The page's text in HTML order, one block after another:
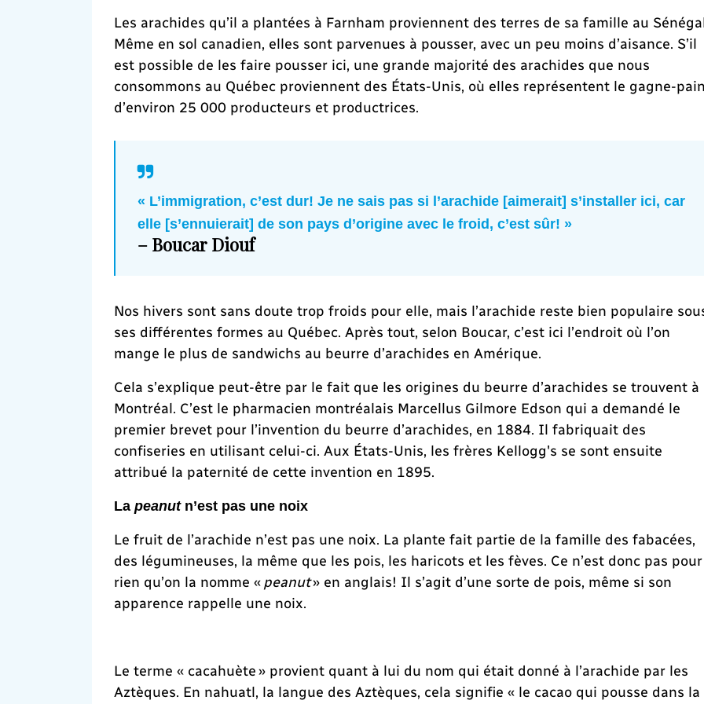
Les arachides qu’il a plantées à Farnham proviennent des terres de sa famille au
Même en sol canadien, elles sont parvenues à pousser, avec un peu moins d’aisance. S’il
est possible de les faire pousser ici, une grande majorité des arachides que nous
consommons au Québec proviennent des États-Unis, où elles représentent le gagne-pain
d’environ 25 000 producteurs et productrices.
« L’immigration, c’est dur! Je ne sais pas si l’arachide [aimerait] s’installer ici, car
elle [s’ennuierait] de son pays d’origine avec le froid, c’est sûr! »
– Boucar Diouf
Nos hivers sont sans doute trop froids pour elle, mais l’arachide reste bien populaire
ses différentes formes au Québec. Après tout, selon Boucar, c’est ici l’endroit où l’on
mange le plus de sandwichs au beurre d’arachides en Amérique.
Cela s’explique peut-être par le fait que les origines du beurre d’arachides se trouvent à
Montréal. C’est le pharmacien montréalais Marcellus Gilmore Edson qui a demandé le
premier brevet pour l’invention du beurre d’arachides, en 1884. Il fabriquait des
confiseries en utilisant celui-ci. Aux États-Unis, les frères Kellogg's se sont ensuite
attribué la paternité de cette invention en 1895.
La peanutn’est pas une noix
Le fruit de l’arachide n’est pas une noix. La plante fait partie de la famille des fabacées,
des légumineuses, la même que les pois, les haricots et les fèves. Ce n’est donc pas pour
rien qu’on la nomme « peanut» en anglais! Il s’agit d’une sorte de pois, même si son
apparence rappelle une noix.
Le terme « cacahuète » provient quant à lui du nom qui était donné à l’arachide par les
Aztèques. En nahuatl, la langue des Aztèques, cela signifie « le cacao qui pousse dans la